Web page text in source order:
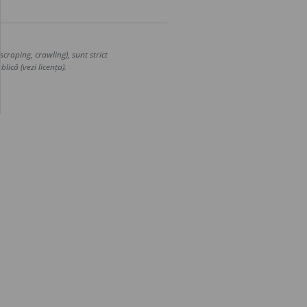
crawling), sunt strict
(vezi licența).